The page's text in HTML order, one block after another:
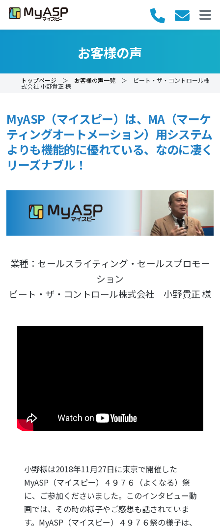
お客様の声
トップページ ＞ お客様の声一覧 ＞ ビート・ザ・コントロール株
式会社 小野貴正 様
MyASP（マイスピー）は、MA（マーケ
ティングオートメーション）用システム
よりも機能的に優れている、なのに凄く
リーズナブル！
業種：セールスライティング・セールスプロモー
ション
ビート・ザ・コントロール株式会社 小野貴正 様
小野様は2018年11月27日に東京で開催した
MyASP（マイスピー）４９７６（よくなる）祭
に、ご参加くださいました。このインタビュー動
画では、その時の様子やご感想も話されていま
す。MyASP（マイスピー）４９７６祭の様子は、